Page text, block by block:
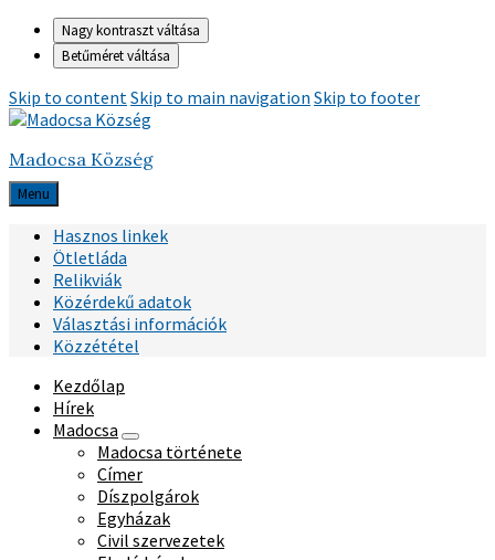
Nagy kontraszt váltása
Betűméret váltása
Skip to contentSkip to main navigation Skip to footer
Madocsa Község
Menu
Hasznos linkek
Ötletláda
Relikviák
Közérdekű adatok
Választási információk
Közzététel
Kezdőlap
Hírek
Madocsa
Madocsa története
Címer
Díszpolgárok
Egyházak
Civil szervezetek